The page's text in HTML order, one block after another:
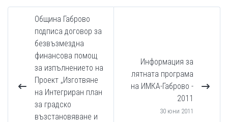
Община Габрово
подписа договор за
безвъзмездна
финансова помощ
за изпълнението на
Проект „Изготвяне
на Интегриран план
за градско
възстановяване и
Информация за
лятната програма
на ИМКА-Габрово -
2011
30 юни 2011